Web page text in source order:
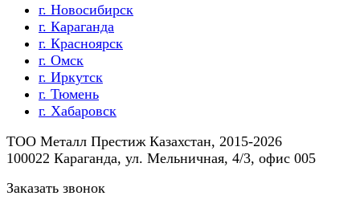
г. Новосибирск
г. Караганда
г. Красноярск
г. Омск
г. Иркутск
г. Тюмень
г. Хабаровск
ТOO Металл Престиж Казахстан, 2015-2026
100022 Караганда, ул. Мельничная, 4/3, офис 005
Заказать звонок